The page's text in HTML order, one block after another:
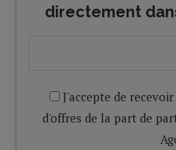
directement
J'accepte de
d'offres de la part de